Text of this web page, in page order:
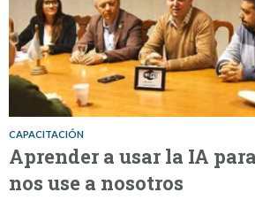
CAPACITACIÓN
Aprender a usar la IA
nos use a nosotros